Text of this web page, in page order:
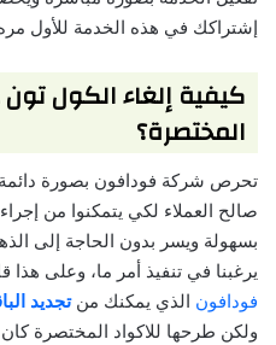
إشتراكك في هذه الخدمة للأول
كيفية إلغاء الكول
المختصرة؟
تحرص شركة فودافون بصورة
صالح العملاء لكي يتمكنوا من
بسهولة ويسر بدون الحاجة إلى
يرغبنا في تنفيذ أمر ما، وعلى
فودافون الذي يمكنك منتجديد
ولكن طرحها للاكواد المختصرة